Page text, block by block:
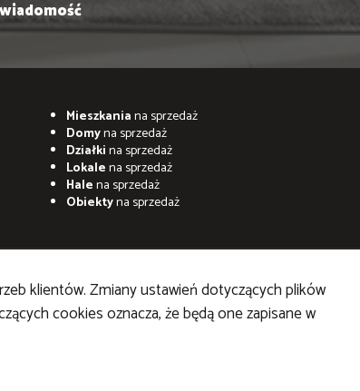
Mieszkaniana sprzedaż
Domyna sprzedaż
Działkina sprzedaż
Lokalena sprzedaż
Halena sprzedaż
Obiektyna sprzedaż
klientów. Zmiany ustawień dotyczących plików
cookies oznacza, że będą one zapisane w